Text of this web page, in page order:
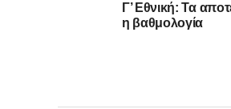
Γ’ Εθνική: Τα
η βαθμολογία